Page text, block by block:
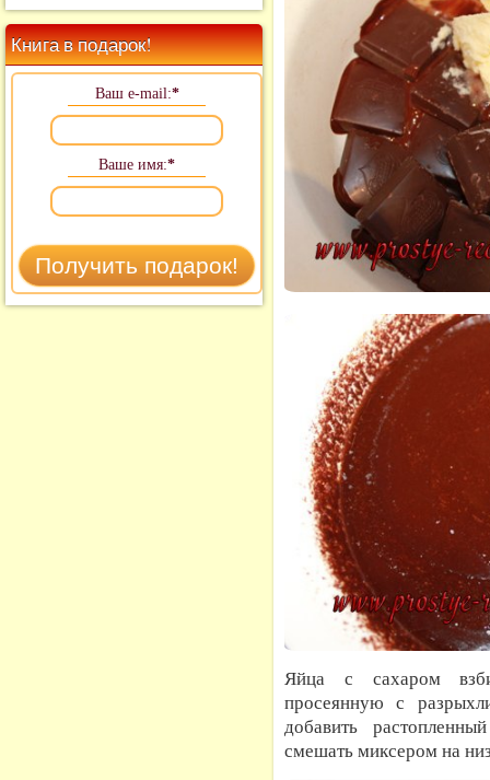
Книга в подарок!
Ваш e-mail:*
Ваше имя:*
Яйца с сахаром
просеянную с
добавить
смешать миксером на